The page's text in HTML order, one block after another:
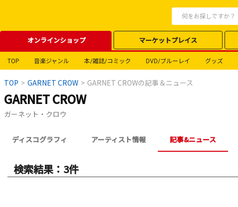
オンラインショップ マーケットプレイス
TOP 音楽ジャンル 本/雑誌/コミック DVD/ブルーレイ グッズ
TOP > GARNET CROW > GARNET CROWの記事＆ニュース
GARNET CROW
ガーネット・クロウ
ディスコグラフィ アーティスト情報 記事&ニュース
検索結果：3件